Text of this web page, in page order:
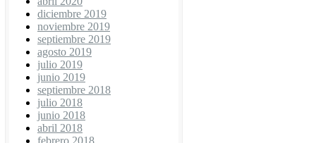
diciembre 2019
noviembre 2019
septiembre 2019
agosto 2019
julio 2019
junio 2019
septiembre 2018
julio 2018
junio 2018
abril 2018
febrero 2018